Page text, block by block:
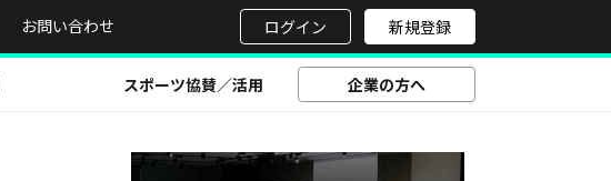
お問い合わせ ログイン 新規登録
スポーツ協賛／活用 企業の方へ